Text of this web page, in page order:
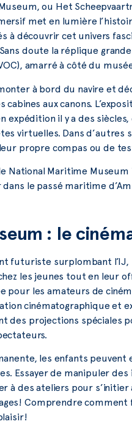
ou Het
met en lumière
à découvrir cet univers
doute la réplique
amarré à côté du
à bord du navire et
aux canons.
expédition il y a des
virtuelles. Dans
propre compas ou de
National Maritime
le passé maritime
: le
futuriste surplombant
les jeunes tout en leur
pour les amateurs de
cinématographique et
des projections spéciales
les enfants
Essayer de manipuler
à des ateliers pour
Comprendre comment